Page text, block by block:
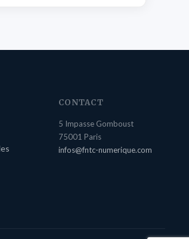
CONTACT
5 Impasse Gomboust
75001 Paris
infos@fntc-numerique.com